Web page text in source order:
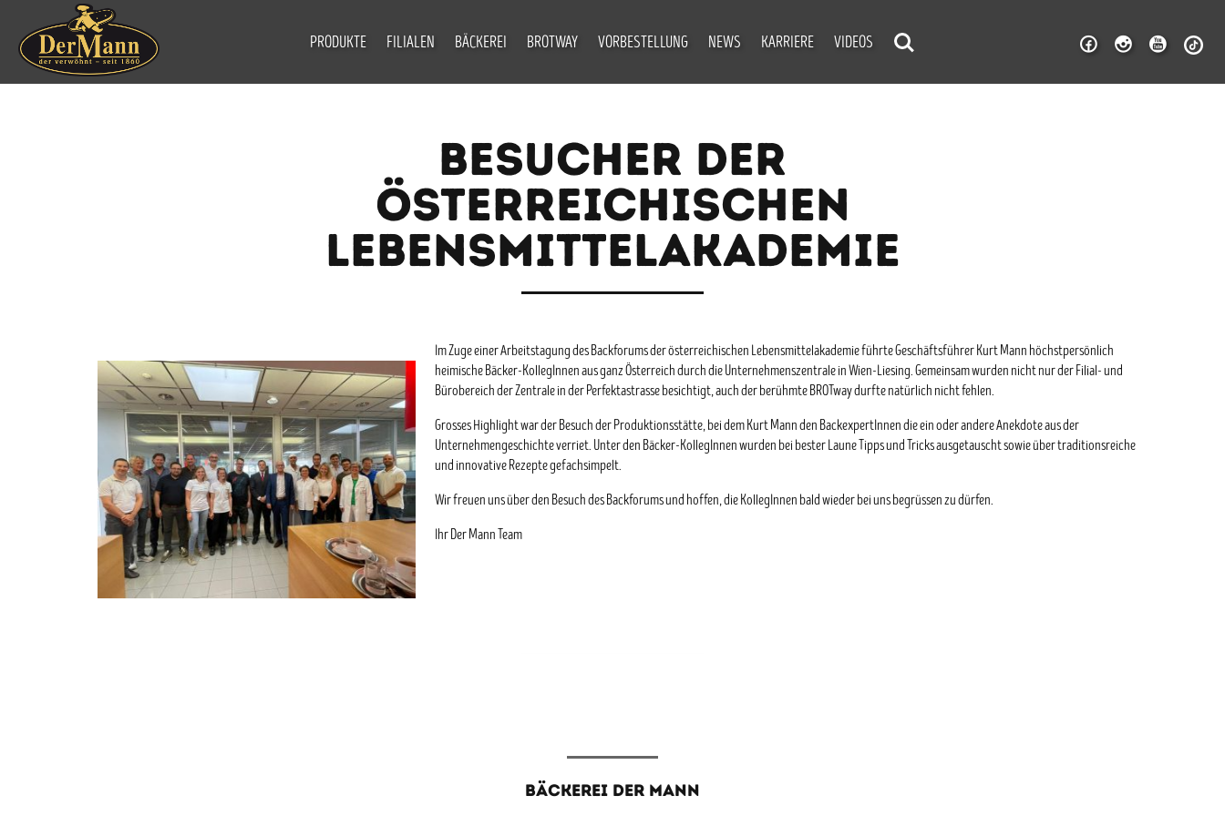
PRODUKTE FILIALEN BÄCKEREI BROTWAY VORBESTELLUNG NEWS KARRIERE VIDEOS
BESUCHER DER
ÖSTERREICHISCHEN
LEBENSMITTELAKADEMIE
Im Zuge einer Arbeitstagung des Backforums der österreichischen Lebensmittelakademie führte Geschäftsführer Kurt Mann höchstpersönlich
heimische Bäcker-KollegInnen aus ganz Österreich durch die Unternehmenszentrale in Wien-Liesing. Gemeinsam wurden nicht nur der Filial- und
Bürobereich der Zentrale in der Perfektastrasse besichtigt, auch der berühmte BROTway durfte natürlich nicht fehlen.
Grosses Highlight war der Besuch der Produktionsstätte, bei dem Kurt Mann den BackexpertInnen die ein oder andere Anekdote aus der
Unternehmengeschichte verriet. Unter den Bäcker-KollegInnen wurden bei bester Laune Tipps und Tricks ausgetauscht sowie über traditionsreiche
und innovative Rezepte gefachsimpelt.
Wir freuen uns über den Besuch des Backforums und hoffen, die KollegInnen bald wieder bei uns begrüssen zu dürfen.
Ihr Der Mann Team
BÄCKEREI DER MANN